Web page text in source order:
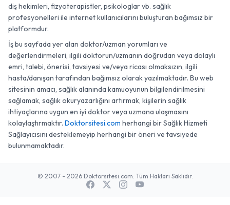
diş hekimleri, fizyoterapistler, psikologlar vb. sağlık
profesyonelleri ile internet kullanıcılarını buluşturan bağımsız bir
platformdur.
İş bu sayfada yer alan doktor/uzman yorumları ve
değerlendirmeleri, ilgili doktorun/uzmanın doğrudan veya dolaylı
emri, talebi, önerisi, tavsiyesi ve/veya ricası olmaksızın, ilgili
hasta/danışan tarafından bağımsız olarak yazılmaktadır. Bu web
sitesinin amacı, sağlık alanında kamuoyunun bilgilendirilmesini
sağlamak, sağlık okuryazarlığını artırmak, kişilerin sağlık
ihtiyaçlarına uygun en iyi doktor veya uzmana ulaşmasını
kolaylaştırmaktır. Doktorsitesi.com herhangi bir Sağlık Hizmeti
Sağlayıcısını desteklemeyip herhangi bir öneri ve tavsiyede
bulunmamaktadır.
© 2007 - 2026 Doktorsitesi.com. Tüm Hakları Saklıdır.